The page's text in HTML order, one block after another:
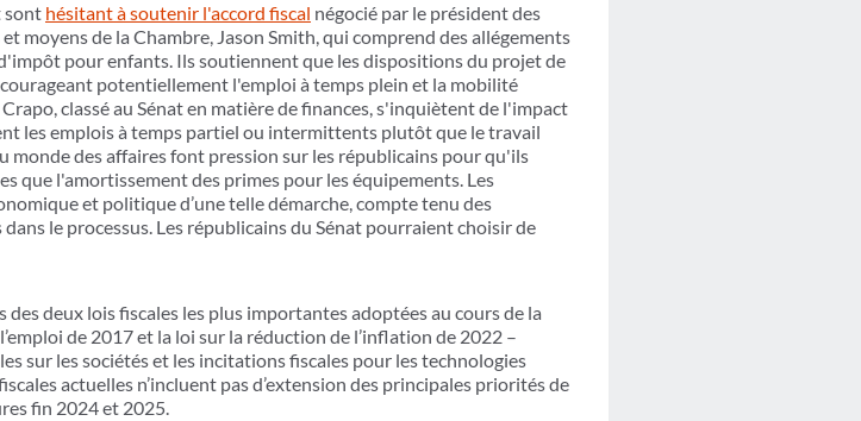
sont hésitant à soutenir l'accord fiscal négocié par le président des
moyens de la Chambre, Jason Smith, qui comprend des allégements
pour enfants. Ils soutiennent que les dispositions du projet de
potentiellement l'emploi à temps plein et la mobilité
classé au Sénat en matière de finances, s'inquiètent de l'impact
les emplois à temps partiel ou intermittents plutôt que le travail
monde des affaires font pression sur les républicains pour qu'ils
que l'amortissement des primes pour les équipements. Les
et politique d’une telle démarche, compte tenu des
le processus. Les républicains du Sénat pourraient choisir de
deux lois fiscales les plus importantes adoptées au cours de la
de 2017 et la loi sur la réduction de l’inflation de 2022 –
sur les sociétés et les incitations fiscales pour les technologies
actuelles n’incluent pas d’extension des principales priorités de
fin 2024 et 2025.